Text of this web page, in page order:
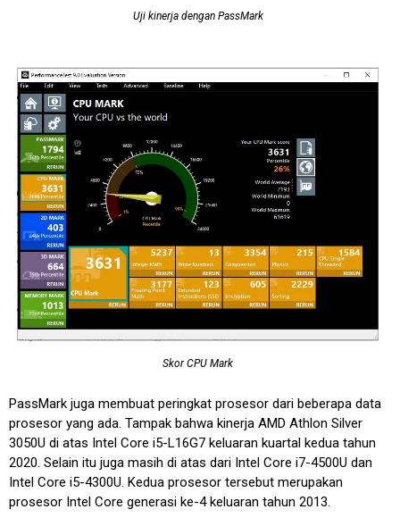
Uji kinerja dengan PassMark
Skor CPU Mark
PassMark juga membuat peringkat prosesor dari beberapa data
prosesor yang ada. Tampak bahwa kinerja AMD Athlon Silver
3050U di atas Intel Core i5-L16G7 keluaran kuartal kedua tahun
2020. Selain itu juga masih di atas dari Intel Core i7-4500U dan
Intel Core i5-4300U. Kedua prosesor tersebut merupakan
prosesor Intel Core generasi ke-4 keluaran tahun 2013.